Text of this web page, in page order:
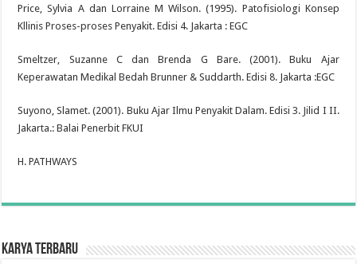
Price, Sylvia A dan Lorraine M Wilson. (1995). Patofisiologi Konsep
Kllinis Proses-proses Penyakit. Edisi 4. Jakarta : EGC
Smeltzer, Suzanne C dan Brenda G Bare. (2001). Buku Ajar
Keperawatan Medikal Bedah Brunner & Suddarth. Edisi 8. Jakarta :EGC
Suyono, Slamet. (2001). Buku Ajar Ilmu Penyakit Dalam. Edisi 3. Jilid I II.
Jakarta.: Balai Penerbit FKUI
H. PATHWAYS
Karya Terbaru